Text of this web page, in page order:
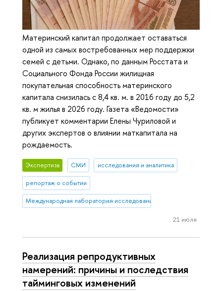
Материнский капитал продолжает оставаться
одной из самых востребованных мер поддержки
семей с детьми. Однако, по данным Росстата и
Социального Фонда России жилищная
покупательная способность материнского
капитала снизилась с 8,4 кв. м. в 2016 году до 5,2
кв. м жилья в 2026 году. Газета «Ведомости»
публикует комментарии Елены Чуриловой и
других экспертов о влиянии маткапитала на
рождаемость.
Экспертиза СМИ исследования и аналитика
репортаж о событии
Международная лаборатория исследований населения и
21 июля
Реализация репродуктивных
намерений: причины и последствия
тайминговых изменений